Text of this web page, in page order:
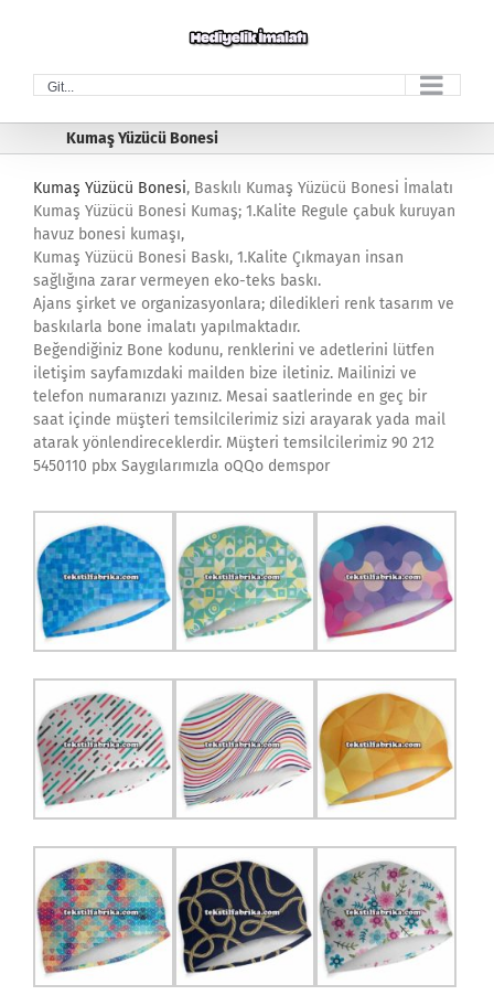
Git...
Kumaş Yüzücü Bonesi
Kumaş Yüzücü Bonesi, Baskılı Kumaş Yüzücü Bonesi İmalatı
Kumaş Yüzücü Bonesi Kumaş; 1.Kalite Regule çabuk kuruyan
havuz bonesi kumaşı,
Kumaş Yüzücü Bonesi Baskı, 1.Kalite Çıkmayan insan
sağlığına zarar vermeyen eko-teks baskı.
Ajans şirket ve organizasyonlara; diledikleri renk tasarım ve
baskılarla bone imalatı yapılmaktadır.
Beğendiğiniz Bone kodunu, renklerini ve adetlerini lütfen
iletişim sayfamızdaki mailden bize iletiniz. Mailinizi ve
telefon numaranızı yazınız. Mesai saatlerinde en geç bir
saat içinde müşteri temsilcilerimiz sizi arayarak yada mail
atarak yönlendireceklerdir. Müşteri temsilcilerimiz 90 212
5450110 pbx Saygılarımızla oQQo demspor